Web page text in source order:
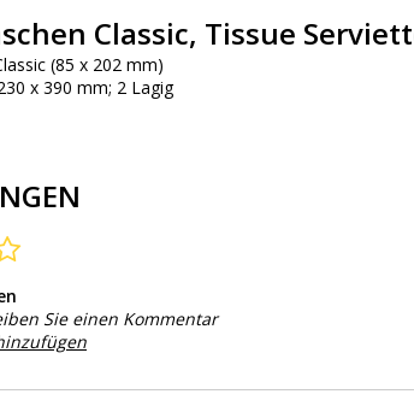
Classic, Tissue
(85 x 202 mm)
x 390 mm; 2 Lagig
Sie einen Kommentar